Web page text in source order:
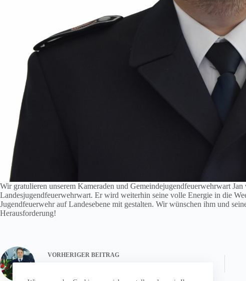
Wir gratulieren unserem Kameraden und Gemeindejugendfeuerwehrwart
Landesjugendfeuerwehrwart. Er wird weiterhin seine volle Energie in die
Jugendfeuerwehr auf Landesebene mit gestalten. Wir wünschen ihm und
Herausforderung!
VORHERIGER BEITRAG